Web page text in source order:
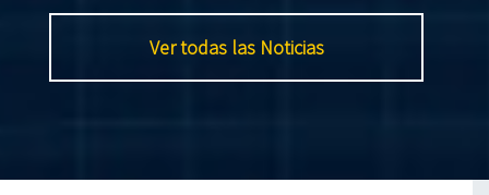
Ver todas las Noticias